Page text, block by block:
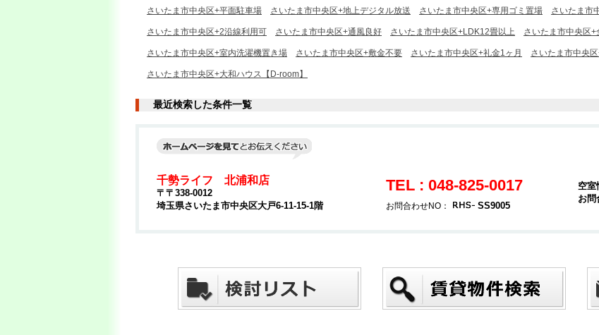
さいたま市中央区+平面駐車場 さいたま市中央区+地上デジタル放送 さいたま市中央区+専用ゴミ置場 さいたま市
さいたま市中央区+2沿線利用可 さいたま市中央区+通風良好 さいたま市中央区+LDK12畳以上 さいたま市中央区+
さいたま市中央区+室内洗濯機置き場 さいたま市中央区+敷金不要 さいたま市中央区+礼金1ヶ月 さいたま市中央
さいたま市中央区+大和ハウス【D-room】
最近検索した条件一覧
千勢ライフ 北浦和店
〒〒338-0012
埼玉県さいたま市中央区大戸6-11-15-1階
TEL : 048-825-0017
お問合わせNO： SS9005
空室
お問